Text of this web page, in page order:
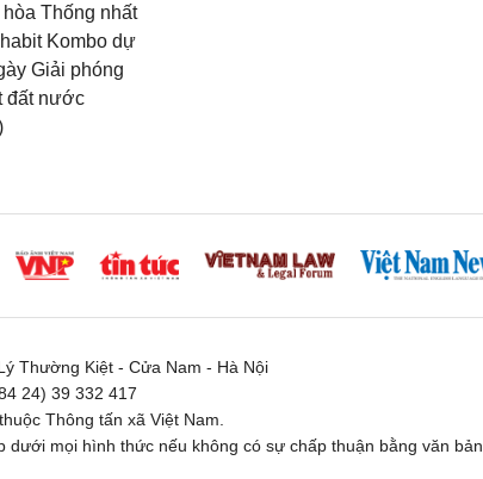
Thống nhất
Kombo dự
Giải phóng
đất nước
Thường Kiệt - Cửa Nam - Hà Nội
24) 39 332 417
Thông tấn xã Việt Nam.
dưới mọi hình thức nếu không có sự chấp thuận bằng văn bản.